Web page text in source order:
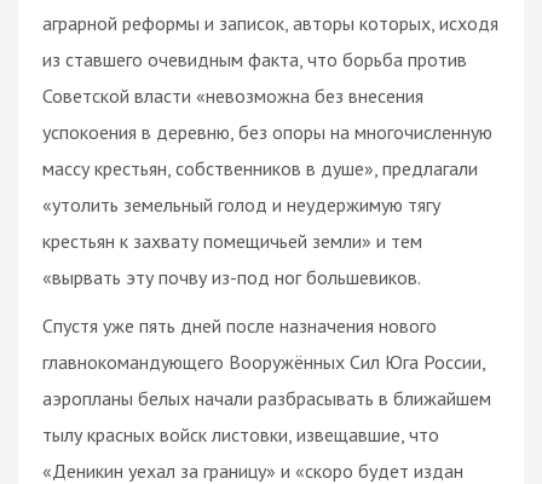
аграрной реформы и записок, авторы которых, исходя
из ставшего очевидным факта, что борьба против
Советской власти «невозможна без внесения
успокоения в деревню, без опоры на многочисленную
массу крестьян, собственников в душе», предлагали
«утолить земельный голод и неудержимую тягу
крестьян к захвату помещичьей земли» и тем
«вырвать эту почву из-под ног большевиков.
Спустя уже пять дней после назначения нового
главнокомандующего Вооружённых Сил Юга России,
аэропланы белых начали разбрасывать в ближайшем
тылу красных войск листовки, извещавшие, что
«Деникин уехал за границу» и «скоро будет издан